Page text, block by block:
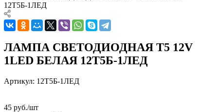
12Т5Б-1ЛЕД
ЛАМПА СВЕТОДИОДНАЯ T5 12V
1LED БЕЛАЯ 12Т5Б-1ЛЕД
Артикул: 12Т5Б-1ЛЕД
45 руб./шт